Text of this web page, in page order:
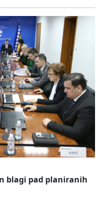
blagi pad planiranih